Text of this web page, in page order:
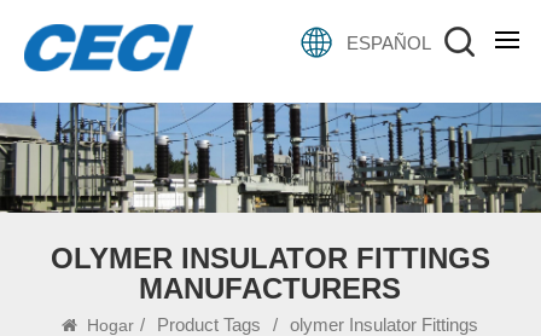
ESPAÑOL
OLYMER INSULATOR FITTINGS
MANUFACTURERS
Hogar / Product Tags /
olymer Insulator Fittings